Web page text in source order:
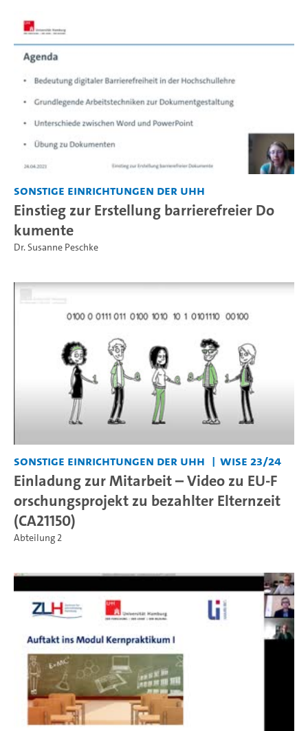
Sonstige Einrichtungen der UHH
Einstieg zur Erstellung barrierefreier Do
kumente
Dr. Susanne Peschke
Sonstige Einrichtungen der UHH WiSe 23/24
Einladung zur Mitarbeit – Video zu EU-F
orschungsprojekt zu bezahlter Elternzeit
(CA21150)
Abteilung 2